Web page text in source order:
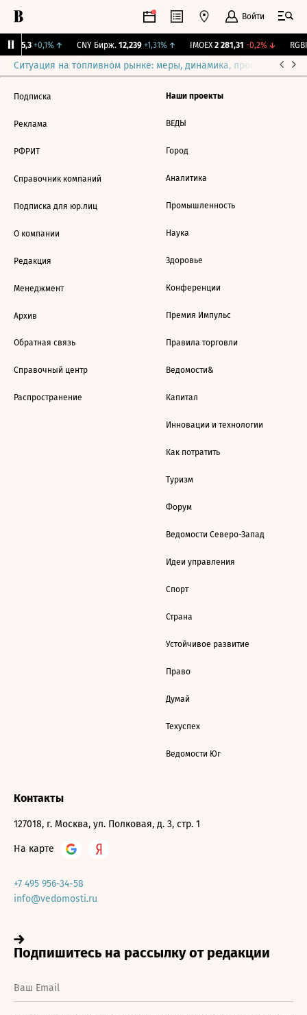
Войти
115,3 +0,1%↑ CNY Бирж. 12,239 +1,31%↑ IMOEX 2 281,31 -0,2%↓
Ситуация на топливном рынке: меры, динамика, прогнозы
Подписка
Реклама
РФРИТ
Справочник компаний
Подписка для юр.лиц
О компании
Редакция
Менеджмент
Архив
Обратная связь
Справочный центр
Распространение
Наши проекты
ВЕДЫ
Город
Аналитика
Промышленность
Наука
Здоровье
Конференции
Премия Импульс
Правила торговли
Ведомости&
Капитал
Инновации и технологии
Как потратить
Туризм
Форум
Ведомости Северо-Запад
Идеи управления
Спорт
Страна
Устойчивое развитие
Право
Думай
Техуспех
Ведомости Юг
Контакты
127018, г. Москва, ул. Полковая, д. 3, стр. 1
На карте
+7 495 956-34-58
info@vedomosti.ru